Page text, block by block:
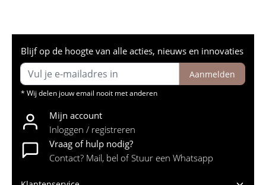
Blijf op de hoogte van alle acties, nieuws en innovaties
Aanmelden
* Wij delen jouw email nooit met anderen
Mijn account
Inloggen / registreren
Vraag of hulp nodig?
Contact? Mail, bel of Stuur een Whatsapp